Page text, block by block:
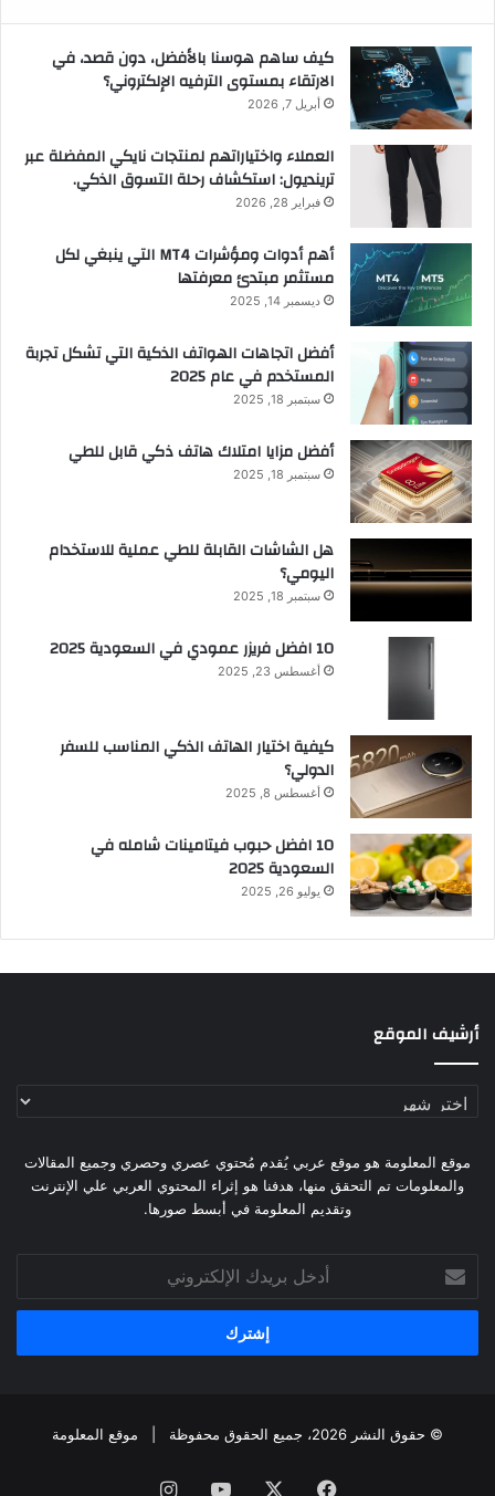
كيف ساهم هوسنا بالأفضل، دون قصد، في
الارتقاء بمستوى الترفيه الإلكتروني؟
أبريل 7, 2026
العملاء واختياراتهم لمنتجات نايكي المفضلة عبر
ترينديول: استكشاف رحلة التسوق الذكي.
فبراير 28, 2026
أهم أدوات ومؤشرات MT4 التي ينبغي لكل
مستثمر مبتدئ معرفتها
ديسمبر 14, 2025
أفضل اتجاهات الهواتف الذكية التي تشكل تجربة
المستخدم في عام 2025
سبتمبر 18, 2025
أفضل مزايا امتلاك هاتف ذكي قابل للطي
سبتمبر 18, 2025
هل الشاشات القابلة للطي عملية للاستخدام
اليومي؟
سبتمبر 18, 2025
10 افضل فريزر عمودي​ في السعودية​ 2025
أغسطس 23, 2025
كيفية اختيار الهاتف الذكي المناسب للسفر
الدولي؟
أغسطس 8, 2025
10 افضل حبوب فيتامينات شامله​ في
السعودية 2025
يوليو 26, 2025
أرشيف الموقع
أرشيف
موقع المعلومة هو موقع عربي يُقدم مُحتوي عصري وحصري وجميع المقالات
والمعلومات تم التحقق منها، هدفنا هو إثراء المحتوي العربي علي الإنترنت
وتقديم المعلومة في أبسط صورها.
بريدك
الإلكتروني
© حقوق النشر 2026، جميع الحقوق محفوظة | موقع المعلومة
فيسبوك يوتيوبانستقرام